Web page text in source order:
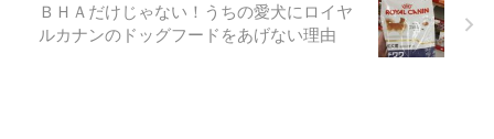
ＢＨＡだけじゃない！うちの愛犬にロイヤ
ルカナンのドッグフードをあげない理由